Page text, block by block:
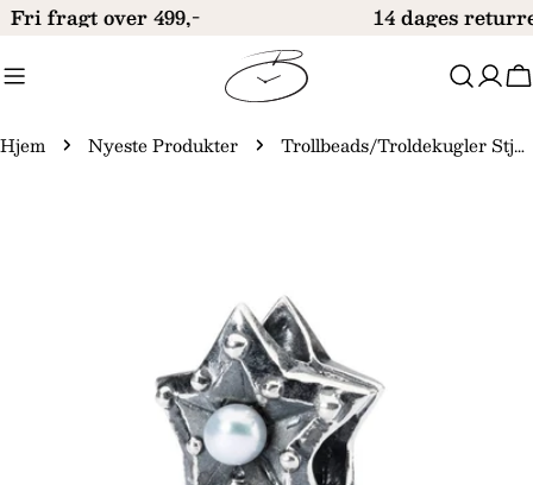
Gå
indhold
Fri fragt over 499,- 14 dages
Hjem Nyeste Produkter Trollbeads/Troldekugler Stjerne af visdom kugle TAGBE-00218
medie 0 i modal